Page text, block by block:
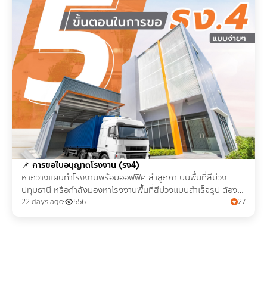
📌 การขอใบอนุญาตโรงงาน (รง4)
หากวางแผนทำโรงงานพร้อมออฟฟิศ ลำลูกกา บนพื้นที่สีม่วง
ปทุมธานี หรือกำลังมองหาโรงงานพื้นที่สีม่วงแบบสำเร็จรูป ต้องรู้
ขั้นตอน เอกสารในการขอใบอนุญาต รง.4
22 days ago 556 27